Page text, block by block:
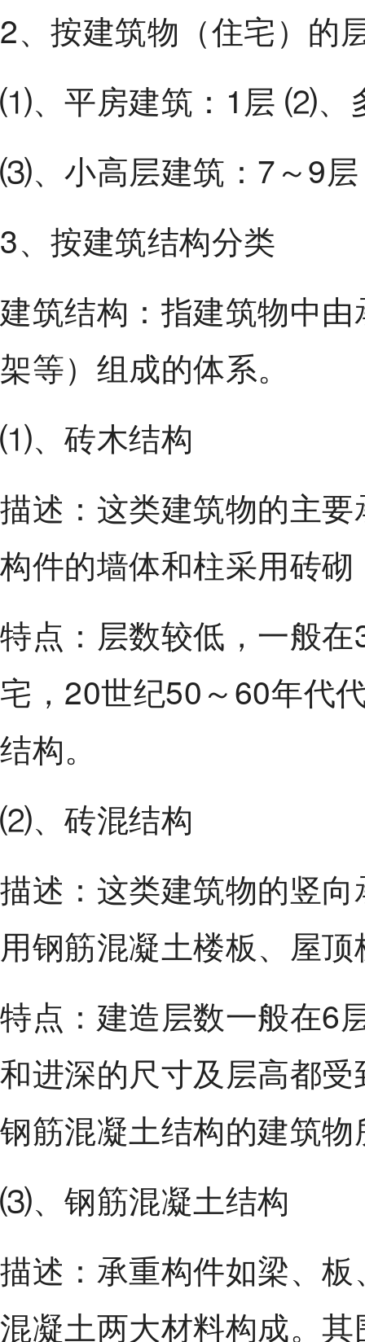
2、按建筑物（住宅）的
⑴、平房建筑：1层 ⑵、
⑶、小高层建筑：7～9
3、按建筑结构分类
建筑结构：指建筑物中
架等）组成的体系。
⑴、砖木结构
描述：这类建筑物的主
构件的墙体和柱采用砖
特点：层数较低，一般
宅，20世纪50～60年代
结构。
⑵、砖混结构
描述：这类建筑物的竖
用钢筋混凝土楼板、屋
特点：建造层数一般在6
和进深的尺寸及层高都
钢筋混凝土结构的建筑
⑶、钢筋混凝土结构
描述：承重构件如梁、
混凝土两大材料构成。